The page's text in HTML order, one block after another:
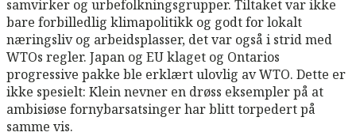
samvirker og urbefolkningsgrupper. Tiltaket var ikke
bare forbilledlig klimapolitikk og godt for lokalt
næringsliv og arbeidsplasser, det var også i strid med
WTOs regler. Japan og EU klaget og Ontarios
progressive pakke ble erklært ulovlig av WTO. Dette er
ikke spesielt: Klein nevner en drøss eksempler på at
ambisiøse fornybarsatsinger har blitt torpedert på
samme vis.